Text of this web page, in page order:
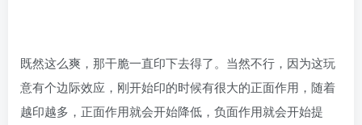
既然这么爽，那干脆一直印下去得了。当然不行，因为这玩
意有个边际效应，刚开始印的时候有很大的正面作用，随着
越印越多，正面作用就会开始降低，负面作用就会开始提